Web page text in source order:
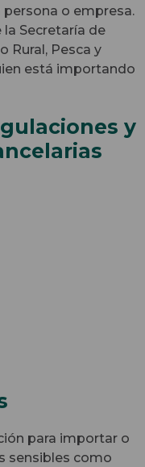
o empresa.
Secretaría de
Rural, Pesca y
está importando
y
para importar o
sensibles como